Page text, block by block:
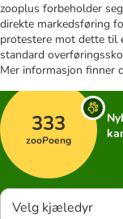
zooplus forbeholder
direkte markedsføring
protestere mot dette til
standard
Mer informasjon finner
333
zooPoeng
Velg kjæledyr